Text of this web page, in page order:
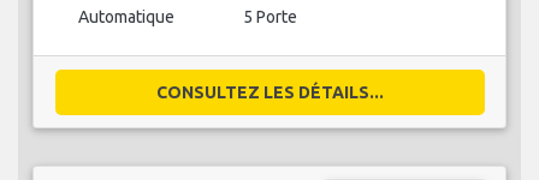
Automatique 5 Porte
CONSULTEZ LES DÉTAILS...